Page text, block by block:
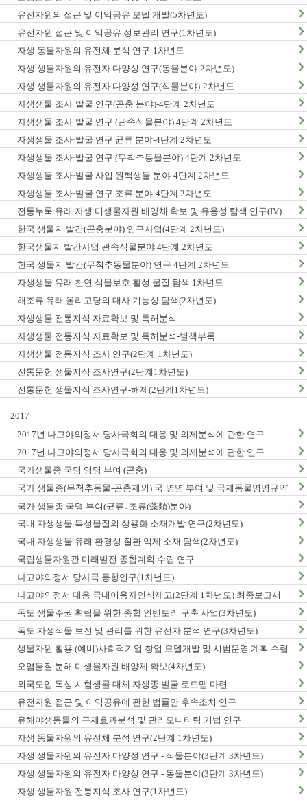
유전자원의 접근 및 이익공유 모델 개발(5차년도)
유전자원 접근 및 이익공유 정보관리 연구(1차년도)
자생 동물자원의 유전체 분석 연구-1차년도
자생 생물자원의 유전자 다양성 연구(동물분야-2차년도)
자생 생물자원의 유전자 다양성 연구(식물분야)-2차년도
자생생물 조사·발굴 연구(곤충 분야)-4단계 2차년도
자생생물 조사·발굴 연구 (관속식물분야) 4단계 2차년도
자생생물 조사·발굴 연구 균류 분야-4단계 2차년도
자생생물 조사·발굴 연구 (무척추동물분야) 4단계 2차년도
자생생물 조사·발굴 사업 원핵생물 분야-4단계 2차년도
자생생물 조사·발굴 연구 조류 분야-4단계 2차년도
전통누룩 유래 자생 미생물자원 배양체 확보 및 유용성 탐색 연구(IV)
한국 생물지 발간(곤충분야) 연구사업(4단계 2차년도)
한국생물지 발간사업 관속식물분야 4단계 2차년도
한국 생물지 발간(무척추동물분야) 연구 4단계 2차년도
자생생물 유래 천연 식물보호 활성 물질 탐색 1차년도
해조류 유래 올리고당의 대사 기능성 탐색(2차년도)
자생생물 전통지식 자료확보 및 특허분석
자생생물 전통지식 자료확보 및 특허분석-별책부록
자생생물 전통지식 조사 연구(2단계 1차년도)
전통문헌 생물지식 조사연구(2단계1차년도)
전통문헌 생물지식 조사연구-해제(2단계1차년도)
2017
2017년 나고야의정서 당사국회의 대응 및 의제분석에 관한 연구
2017년 나고야의정서 당사국회의 대응 및 의제분석에 관한 연구
국가생물종 국명 영명 부여 (곤충)
국가 생물종(무척추동물-곤충제외) 국·영명 부여 및 국제동물명명규약
한글판 발간
국가 생물종 국명 부여(균류․조류(藻類)분야)
국내 자생생물 독성물질의 상용화 소재개발 연구(2차년도)
국내 자생생물 유래 환경성 질환 억제 소재 탐색(2차년도)
국립생물자원관 미래발전 종합계획 수립 연구
나고야의정서 당사국 동향연구(1차년도)
나고야의정서 대응 국내이용자인식제고(2단계 1차년도) 최종보고서
독도 생물주권 확립을 위한 종합 인벤토리 구축 사업(3차년도)
독도 자생식물 보전 및 관리를 위한 유전자 분석 연구(3차년도)
생물자원 활용 (예비)사회적기업 창업 모델개발 및 시범운영 계획 수립
오염물질 분해 미생물자원 배양체 확보(4차년도)
외국도입 독성 시험생물 대체 자생종 발굴 로드맵 마련
유전자원 접근 및 이익공유에 관한 법률안 후속조치 연구
유해야생동물의 구제효과분석 및 관리모니터링 기법 연구
자생 동물자원의 유전체 분석 연구(2단계 1차년도)
자생 생물자원의 유전자 다양성 연구 - 식물분야(3단계 3차년도)
자생 생물자원의 유전자 다양성 연구 - 동물분야(3단계 3차년도)
자생 생물자원 전통지식 조사 연구(1차년도)